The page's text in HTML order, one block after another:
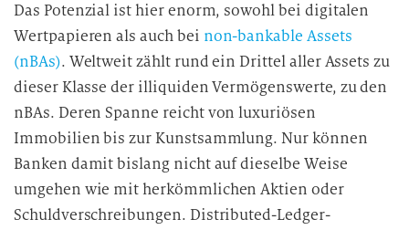
Das Potenzial ist hier enorm, sowohl bei digitalen
Wertpapieren als auch bei non-bankable Assets
(nBAs). Weltweit zählt rund ein Drittel aller Assets zu
dieser Klasse der illiquiden Vermögenswerte, zu den
nBAs. Deren Spanne reicht von luxuriösen
Immobilien bis zur Kunstsammlung. Nur können
Banken damit bislang nicht auf dieselbe Weise
umgehen wie mit herkömmlichen Aktien oder
Schuldverschreibungen. Distributed-Ledger-